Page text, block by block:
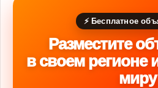
⚡ Бесплатное
Разместите
в своем регионе
миру